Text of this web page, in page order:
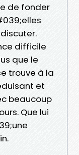
de fonder
difficile
que le
trouve à la
et
beaucoup
Que lui